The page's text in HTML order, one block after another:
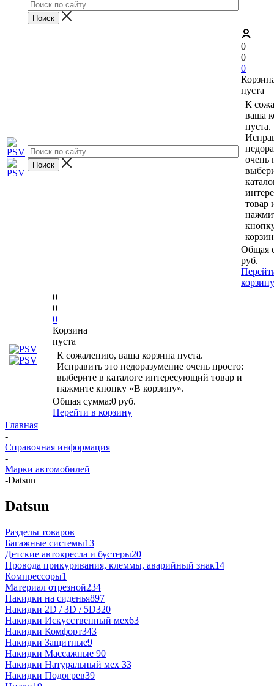
0
0
0
пуста
К
ваша
пуста.
очень
товар
Общая
руб.
корзину
0
0
0
Корзина
пуста
К сожалению, ваша корзина пуста.
Исправить это недоразумение очень просто:
выберите в каталоге интересующий товар и
нажмите кнопку «В корзину».
Общая сумма:0 руб.
Перейти в корзину
Главная
-
Справочная информация
-
Марки автомобилей
-Datsun
Datsun
Разделы товаров
Багажные системы13
Детские автокресла и бустеры20
Провода прикуривания, клеммы, аварийный знак14
Компрессоры1
Материал отрезной234
Накидки на сиденья897
Накидки 2D / 3D / 5D320
Накидки Искусственный мех63
Накидки Комфорт343
Накидки Защитные9
Накидки Массажные 90
Накидки Натуральный мех 33
Накидки Подогрев39